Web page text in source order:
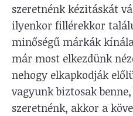
szeretnénk kézitáskát
ilyenkor fillérekkor
minőségű márkák
már most elkezdünk
nehogy elkapkodják
vagyunk biztosak
szeretnénk, akkor a